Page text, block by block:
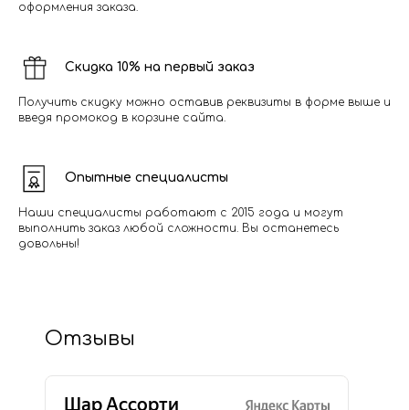
оформления заказа.
Скидка 10% на первый заказ
Получить скидку можно оставив реквизиты в форме выше и
введя промокод в корзине сайта.
Опытные специалисты
Наши специалисты работают с 2015 года и могут
выполнить заказ любой сложности. Вы останетесь
довольны!
Отзывы